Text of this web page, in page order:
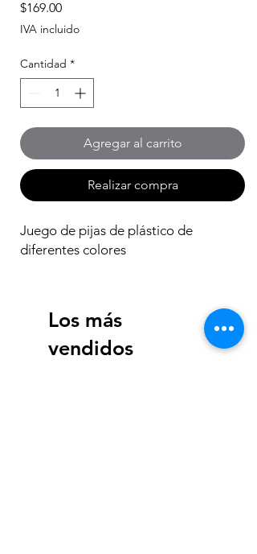
$169.00Precio
IVA incluido
Cantidad *
Agregar al carrito
Realizar compra
Juego de pijas de plástico de
diferentes colores
Los más
vendidos